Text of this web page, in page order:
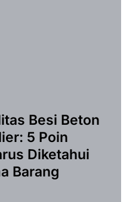
Besi Beton
5 Poin
Diketahui
Barang